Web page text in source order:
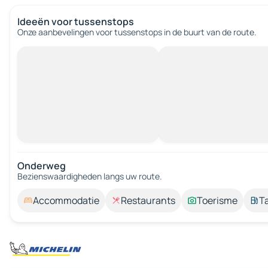
Ideeën voor tussenstops
Onze aanbevelingen voor tussenstops in de buurt van de route.
Onderweg
Bezienswaardigheden langs uw route.
Accommodatie Restaurants Toerisme